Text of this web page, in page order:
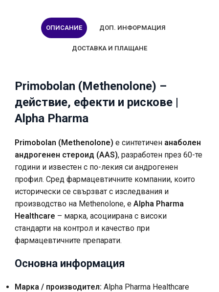
ОПИСАНИЕ ДОП. ИНФОРМАЦИЯ
ДОСТАВКА И ПЛАЩАНЕ
Primobolan (Methenolone) –
действие, ефекти и рискове |
Alpha Pharma
Primobolan (Methenolone) е синтетичен анаболен
андрогенен стероид (AAS), разработен през 60-те
години и известен с по-лекия си андрогенен
профил. Сред фармацевтичните компании, които
исторически се свързват с изследвания и
производство на Methenolone, е Alpha Pharma
Healthcare – марка, асоциирана с високи
стандарти на контрол и качество при
фармацевтичните препарати.
Основна информация
Марка / производител: Alpha Pharma Healthcare